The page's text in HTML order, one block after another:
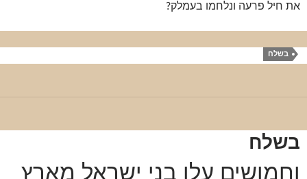
את חיל פרעה ונלחמו בעמלק?
בשלח
בשלח
וחמושים עלו בני ישראל מארץ